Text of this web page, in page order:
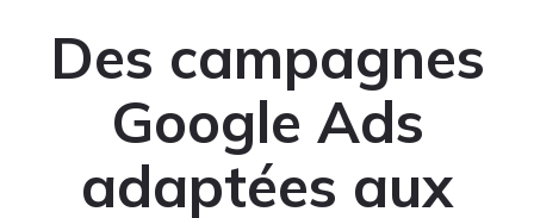
Des campagnes
Google Ads
adaptées aux